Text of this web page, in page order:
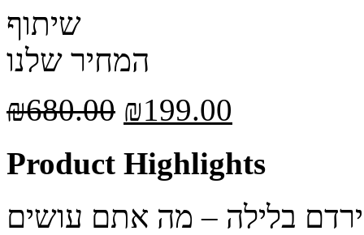
שיתוף
המחיר שלנו
₪680.00 ₪199.00
Product Highlights